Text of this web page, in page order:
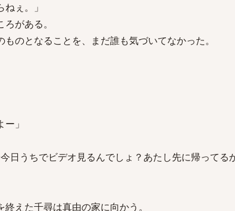
ぇ。」
がある。
のとなることを、まだ誰も気づいてなかった。
」
日うちでビデオ見るんでしょ？あたし先に帰ってる
えた千尋は真由の家に向かう。